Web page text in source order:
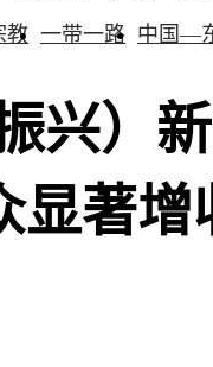
教 一带一路 中国—
振兴）
显著增